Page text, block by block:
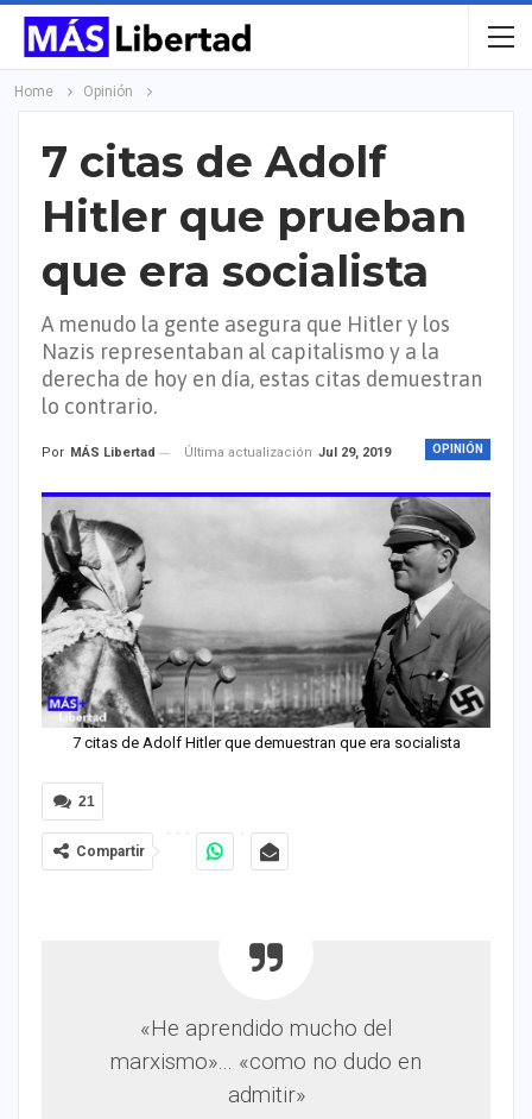
Home Opinión
7 citas de Adolf
Hitler que prueban
que era socialista
A menudo la gente asegura que Hitler y los
Nazis representaban al capitalismo y a la
derecha de hoy en día, estas citas demuestran
lo contrario.
OPINIÓN
Por MÁS Libertad Última actualización Jul 29, 2019
7 citas de Adolf Hitler que demuestran que era socialista
21
Compartir
«He aprendido mucho del
marxismo»… «como no dudo en
admitir»